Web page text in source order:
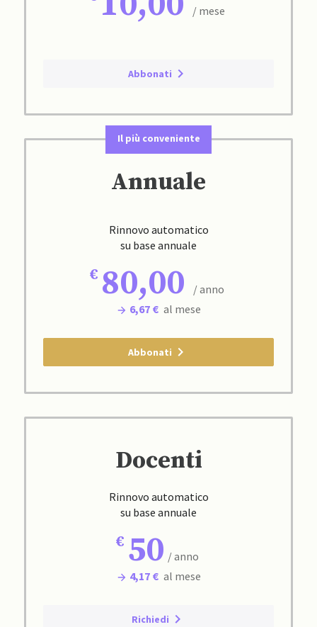
/ mese
Abbonati
Il più conveniente
Annuale
Rinnovo automatico
su base annuale
80,00
/ anno
6,67 € al mese
Abbonati
Docenti
Rinnovo automatico
su base annuale
50 / anno
4,17 € al mese
Richiedi